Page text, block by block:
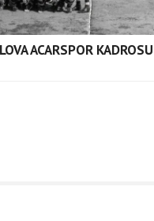
ACARSPOR KADROSU